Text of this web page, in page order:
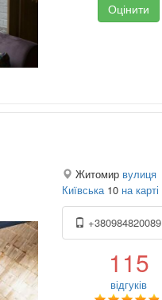
Оцінити
Житомир вулиця
Київська10 на карті
+380984820089
115
відгуків